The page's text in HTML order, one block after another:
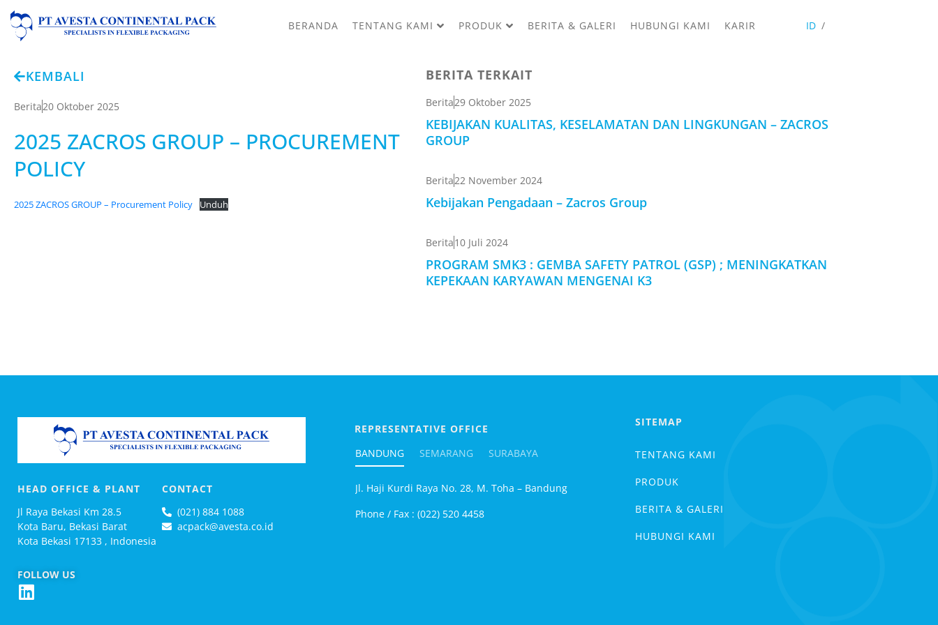
BERANDA TENTANG KAMI PRODUK BERITA & GALERI HUBUNGI KAMI KARIR ID
KEMBALI
Berita20 Oktober 2025
2025 ZACROS GROUP – PROCUREMENT
POLICY
2025 ZACROS GROUP – Procurement Policy Unduh
BERITA TERKAIT
Berita29 Oktober 2025
KEBIJAKAN KUALITAS, KESELAMATAN DAN LINGKUNGAN – ZACROS
GROUP
Berita22 November 2024
Kebijakan Pengadaan – Zacros Group
Berita10 Juli 2024
PROGRAM SMK3 : GEMBA SAFETY PATROL (GSP) ; MENINGKATKAN
KEPEKAAN KARYAWAN MENGENAI K3
HEAD OFFICE & PLANT
Jl Raya Bekasi Km 28.5
Kota Baru, Bekasi Barat
Kota Bekasi 17133 , Indonesia
FOLLOW US
CONTACT
(021) 884 1088
acpack@avesta.co.id
REPRESENTATIVE OFFICE
BANDUNG
SEMARANG SURABAYA
Jl. Haji Kurdi Raya No. 28, M. Toha – Bandung
Phone / Fax : (022) 520 4458
SITEMAP
TENTANG KAMI
PRODUK
BERITA & GALERI
HUBUNGI KAMI